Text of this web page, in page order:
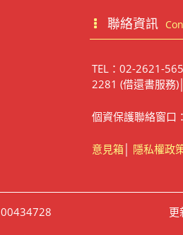
聯絡資訊
TEL：02-2621-
2281 (借還書服務
個資保護聯絡窗口
意見箱│ 隱私權政